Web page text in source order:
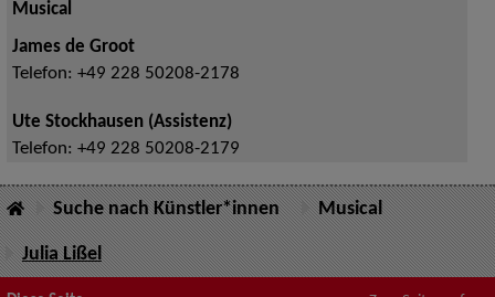
Musical
James de Groot
Telefon: +49 228 50208-2178
Ute Stockhausen (Assistenz)
Telefon: +49 228 50208-2179
Suche nach Künstler*innen Musical
Julia Lißel